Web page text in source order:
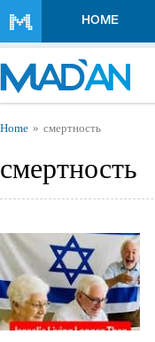
HOME
You are here
Home смертность
смертность